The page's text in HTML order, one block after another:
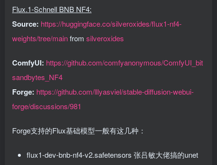
Flux.1-Schnell BNB NF4:
Source: https://huggingface.co/silveroxides/flux1-nf4-
weights/tree/mainfrom silveroxides
ComfyUI: https://github.com/comfyanonymous/ComfyUI_bit
sandbytes_NF4
Forge: https://github.com/lllyasviel/stable-diffusion-webui-
forge/discussions/981
Forge支持的Flux基础模型一般有这几种：
flux1-dev-bnb-nf4-v2.safetensors 张吕敏大佬搞的unet